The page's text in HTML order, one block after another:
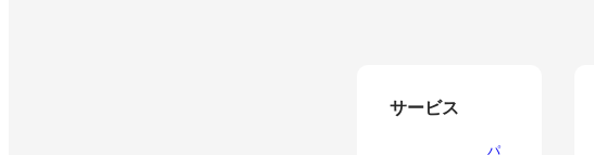
サービス
パ